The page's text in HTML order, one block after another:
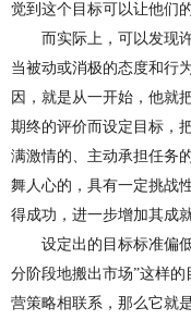
觉到这个目标可以让他们
而实际上，可以发现
当被动或消极的态度和行
因，就是从一开始，他就
期终的评价而设定目标，
满激情的、主动承担任务
舞人心的，具有一定挑战
得成功，进一步增加其成就
设定出的目标标准偏
分阶段地搬出市场”这样
营策略相联系，那么它就